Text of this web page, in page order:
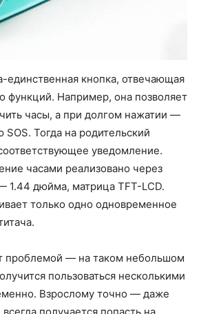
единственная кнопка, отвечающая
функций. Например, она позволяет
часы, а при долгом нажатии —
SOS. Тогда на родительский
уведомление.
часами реализовано через
1.44 дюйма, матрица TFT-LCD.
только одно одновременное
проблемой — на таком небольшом
пользоваться несколькими
Взрослому точно — даже